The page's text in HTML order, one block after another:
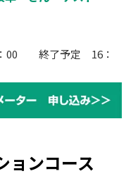
00 終了予定 16：
ョンコース